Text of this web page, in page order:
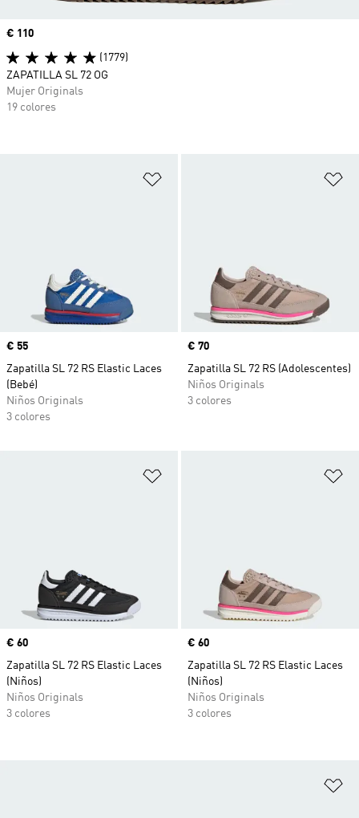
Precio
€ 55
Zapatilla SL 72 RS Elastic Laces
(Bebé)
Niños Originals
3 colores
Precio
€ 70
Zapatilla SL 72 RS (Adolescentes)
Niños Originals
3 colores
Precio
€ 60
Zapatilla SL 72 RS Elastic Laces
(Niños)
Niños Originals
3 colores
Precio
€ 60
Zapatilla SL 72 RS Elastic Laces
(Niños)
Niños Originals
3 colores
Precio
€ 110
(1779)
ZAPATILLA SL 72 OG
Mujer Originals
19 colores